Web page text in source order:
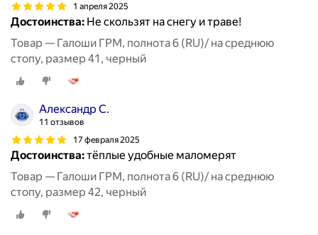
1 апреля 2025
Достоинства: Не скользят на снегу и траве!
Товар — Галоши ГРМ, полнота 6 (RU)/ на среднюю
стопу, размер 41, черный
Александр С.
11 отзывов
17 февраля 2025
Достоинства:тёплые удобные маломерят
Товар — Галоши ГРМ, полнота 6 (RU)/ на среднюю
стопу, размер 42, черный